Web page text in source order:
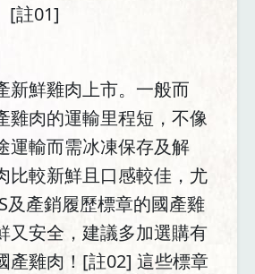
[註01]
新鮮雞肉上市。一般而
雞肉的運輸里程短，不像
運輸而需冰凍保存及解
比較新鮮且口感較佳，尤
及產銷履歷標章的國產雞
又安全，建議多加選購有
產雞肉！[註02] 這些標章